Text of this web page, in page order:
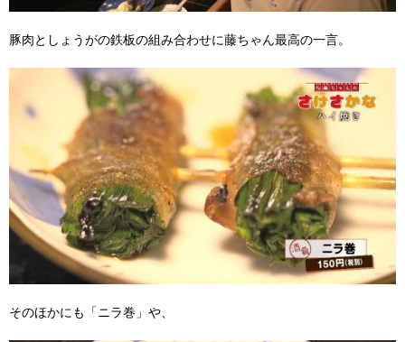
豚肉としょうがの鉄板の組み合わせに藤ちゃん最高の一言。
そのほかにも「ニラ巻」や、